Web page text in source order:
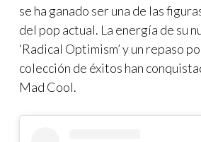
se ha ganado ser una de las
del pop actual. La energía de su
‘Radical Optimism’ y un repaso
colección de éxitos han
Mad Cool.